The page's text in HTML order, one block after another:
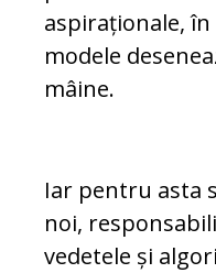
aspiraționale,
modele
mâine.
Iar pentru asta
noi,
vedetele și